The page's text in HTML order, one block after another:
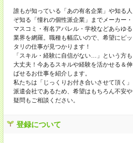
誰もが知っている「あの有名企業」や知る人
ぞ知る「憧れの個性派企業」までメーカー・
マスコミ・有名アパレル・学校などあらゆる
業界を網羅。職種も幅広いので、希望にピッ
タリの仕事が見つかります！
「スキル・経験に自信がない…」という方も
大丈夫！今あるスキルや経験を活かせる＆伸
ばせるお仕事を紹介します。
私たちは「じっくりお付き合いさせて頂く」
派遣会社であるため、希望はもちろん不安や
疑問もご相談ください。
登録について